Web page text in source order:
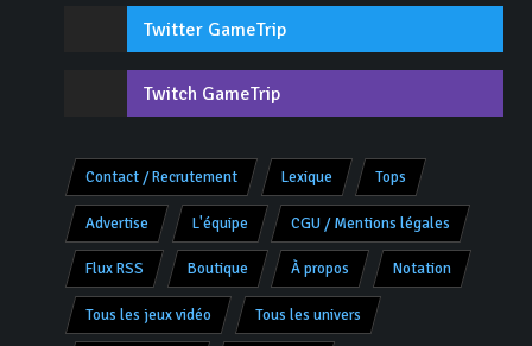
Twitter GameTrip
Twitch GameTrip
Contact / Recrutement Lexique Tops
Advertise L'équipe CGU / Mentions légales
Flux RSS Boutique À propos Notation
Tous les jeux vidéo Tous les univers